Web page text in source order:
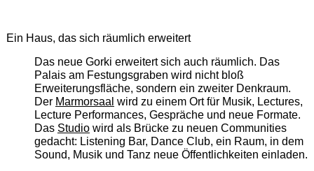
Ein Haus, das sich räumlich erweitert
Das neue Gorki erweitert sich auch räumlich. Das
Palais am Festungsgraben wird nicht bloß
Erweiterungsfläche, sondern ein zweiter Denkraum.
Der Marmorsaal wird zu einem Ort für Musik, Lectures,
Lecture Performances, Gespräche und neue Formate.
Das Studiowird als Brücke zu neuen Communities
gedacht: Listening Bar, Dance Club, ein Raum, in dem
Sound, Musik und Tanz neue Öffentlichkeiten einladen.